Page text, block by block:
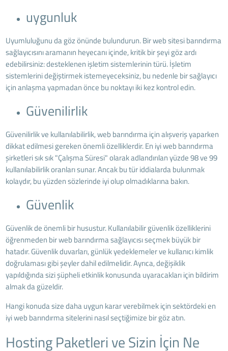
uygunluk
Uyumluluğunu da göz önünde bulundurun. Bir web sitesi barındırma
sağlayıcısını aramanın heyecanı içinde, kritik bir şeyi göz ardı
edebilirsiniz: desteklenen işletim sistemlerinin türü. İşletim
sistemlerini değiştirmek istemeyeceksiniz, bu nedenle bir sağlayıcı
için anlaşma yapmadan önce bu noktayı iki kez kontrol edin.
Güvenilirlik
Güvenilirlik ve kullanılabilirlik, web barındırma için alışveriş yaparken
dikkat edilmesi gereken önemli özelliklerdir. En iyi web barındırma
şirketleri sık sık "Çalışma Süresi" olarak adlandırılan yüzde 98 ve 99
kullanılabilirlik oranları sunar. Ancak bu tür iddialarda bulunmak
kolaydır, bu yüzden sözlerinde iyi olup olmadıklarına bakın.
Güvenlik
Güvenlik de önemli bir husustur. Kullanılabilir güvenlik özelliklerini
öğrenmeden bir web barındırma sağlayıcısı seçmek büyük bir
hatadır. Güvenlik duvarları, günlük yedeklemeler ve kullanıcı kimlik
doğrulaması gibi şeyler dahil edilmelidir. Ayrıca, değişiklik
yapıldığında sizi şüpheli etkinlik konusunda uyaracakları için bildirim
almak da güzeldir.
Hangi konuda size daha uygun karar verebilmek için sektördeki en
iyi web barındırma sitelerini nasıl seçtiğimize bir göz atın.
Hosting Paketleri ve Sizin İçin Ne